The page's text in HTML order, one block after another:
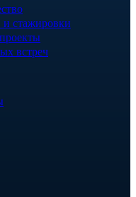
стажировки
встреч